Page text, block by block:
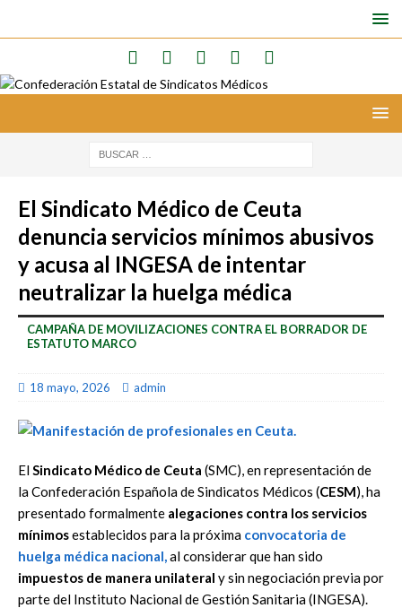
El Sindicato Médico de Ceuta
denuncia servicios mínimos abusivos
y acusa al INGESA de intentar
neutralizar la huelga médica
CAMPAÑA DE MOVILIZACIONES CONTRA EL BORRADOR DE
ESTATUTO MARCO
18 mayo, 2026 admin
ElSindicato Médico de Ceuta (SMC), en representación de
la Confederación Española de Sindicatos Médicos (CESM), ha
presentado formalmente alegaciones contra los servicios
mínimosestablecidos para la próxima convocatoria de
huelga médica nacional,al considerar que han sido
impuestos de manera unilateral y sin negociación previa por
parte del Instituto Nacional de Gestión Sanitaria (INGESA).